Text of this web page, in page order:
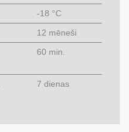
-18 °C
12 mēneši
60 min.
7 dienas